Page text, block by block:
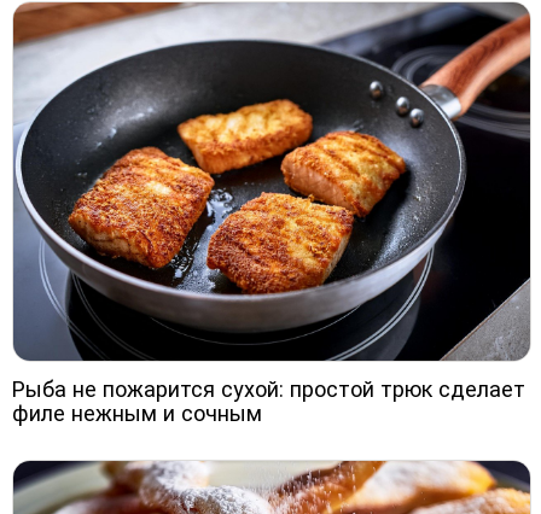
Рыба не пожарится сухой: простой трюк сделает
филе нежным и сочным